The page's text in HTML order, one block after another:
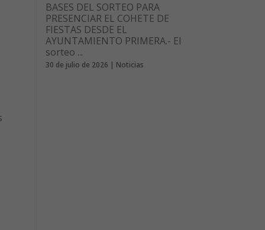
BASES DEL SORTEO PARA
PRESENCIAR EL COHETE DE
FIESTAS DESDE EL
AYUNTAMIENTO PRIMERA.- El
sorteo ...
30 de julio de 2026 | Noticias